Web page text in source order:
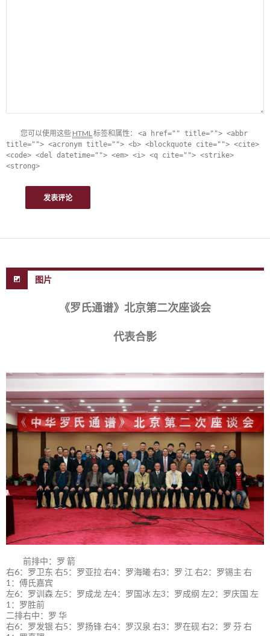
您可以使用这些 HTML标签和属性： <a href="" title=""> <abbr
title=""> <acronym title=""> <b> <blockquote cite=""> <cite>
<code> <del datetime=""> <em> <i> <q cite=""> <strike>
<strong>
图片
《罗氏通谱》北京第二次座谈会
代表合影
前排中：罗 箭
右6：罗卫东 右5：罗亚拉 右4：罗海曦 右3：罗 江 右2：罗锡主 右
1：傅氏嘉宾
左6：罗训森 左5：罗成龙 左4：罗国冰 左3：罗成纲 左2：罗庆国 左
1：罗胜前
二排右中：罗 华
右6：罗发银 右5：罗扬锋 右4：罗汉泉 右3：罗在砚 右2：罗 芬 右